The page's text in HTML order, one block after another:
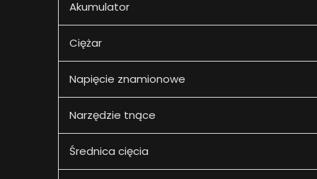
Akumulator
Ciężar
Napięcie znamionowe
Narzędzie tnące
Średnica cięcia